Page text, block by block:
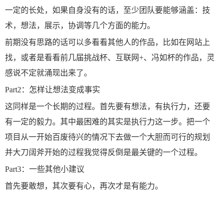
一定的长处，如果自身没有的话，至少团队要能够涵盖：技
术，想法，展示，协调等几个方面的能力。
前期没有思路的话可以多看看其他人的作品，比如在网站上
找，或者是看看前几届挑战杯、互联网+、冯如杯的作品，灵
感说不定就涌现出来了。
Part2：怎样让想法变成事实
这同样是一个长期的过程。首先要有想法，有执行力，还要
有一定的毅力。其中最困难的其实是执行力这一步。把一个
项目从一开始百废待兴的情况下去做一个大胆而可行的规划
并大刀阔斧开始的过程我觉得反倒是最关键的一个过程。
Part3：一些其他小建议
首先要敢想，其次要有心，再次才是有能力。